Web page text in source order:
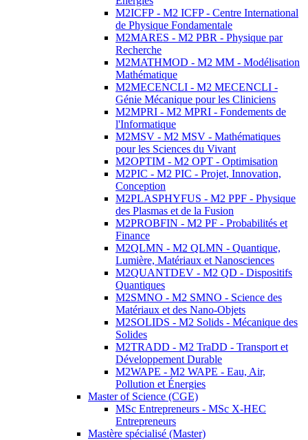
M2ICFP - M2 ICFP - Centre International
de Physique Fondamentale
M2MARES - M2 PBR - Physique par
Recherche
M2MATHMOD - M2 MM - Modélisation
Mathématique
M2MECENCLI - M2 MECENCLI -
Génie Mécanique pour les Cliniciens
M2MPRI - M2 MPRI - Fondements de
l'Informatique
M2MSV - M2 MSV - Mathématiques
pour les Sciences du Vivant
M2OPTIM - M2 OPT - Optimisation
M2PIC - M2 PIC - Projet, Innovation,
Conception
M2PLASPHYFUS - M2 PPF - Physique
des Plasmas et de la Fusion
M2PROBFIN - M2 PF - Probabilités et
Finance
M2QLMN - M2 QLMN - Quantique,
Lumière, Matériaux et Nanosciences
M2QUANTDEV - M2 QD - Dispositifs
Quantiques
M2SMNO - M2 SMNO - Science des
Matériaux et des Nano-Objets
M2SOLIDS - M2 Solids - Mécanique des
Solides
M2TRADD - M2 TraDD - Transport et
Développement Durable
M2WAPE - M2 WAPE - Eau, Air,
Pollution et Énergies
Master of Science (CGE)
MSc Entrepreneurs - MSc X-HEC
Entrepreneurs
Mastère spécialisé (Master)